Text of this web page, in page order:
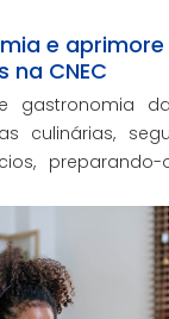
e aprimore
CNEC
da
culinárias,